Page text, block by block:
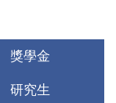
獎學金
研究生